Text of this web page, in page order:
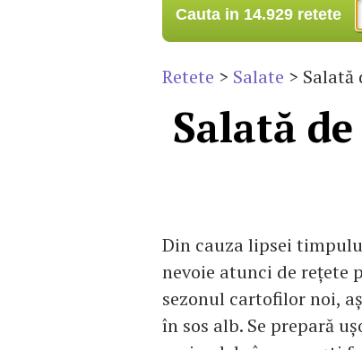
Cauta in 14.929 retete
Retete > Salate >
Salată
Din cauza lipsei
nevoie atunci de reţete
sezonul cartofilor noi,
în sos alb. Se prepară